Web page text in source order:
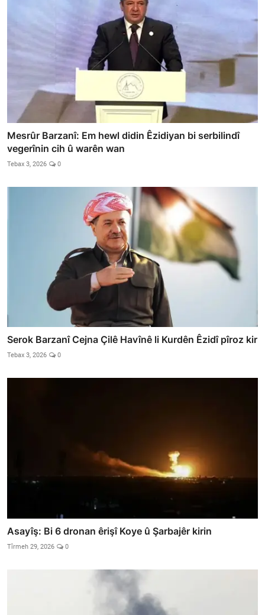
Mesrûr Barzanî: Em hewl didin Êzidiyan bi serbilindî
vegerînin cih û warên wan
Tebax 3, 2026 0
Serok Barzanî Cejna Çilê Havînê li Kurdên Êzidî pîroz kir
Tebax 3, 2026 0
Asayîş: Bi 6 dronan êrişî Koye û Şarbajêr kirin
Tîrmeh 29, 2026 0